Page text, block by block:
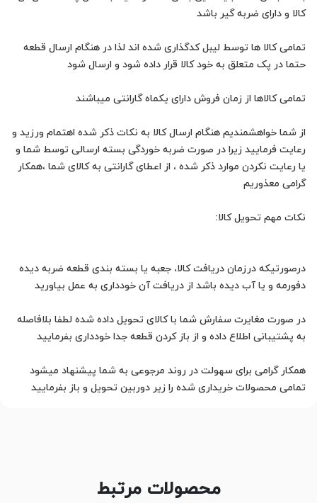
تمامی کالا ها توسط لیبل کدگذاری شده اند لذا در هنگام ارسال قطعه
از شما خواهشمندیم هنگام ارسال کالا به نکات ذکر شده اهتمام ورزید و
رعایت فرمایید زیرا در صورت ضربه خوردگی بسته ارسالی توسط شما و
یا رعایت نکردن موارد ذکر شده ، از اعطای گارانتی به کالای شما ،همکار
درصورتیکه درزمان دریافت کالا، جعبه یا بسته بندی قطعه ضربه دیده
در صورت مغایرت سفارش شما با کالای تحویل داده شده لطفا بلافاصله
همکار گرامی برای سهولت در روند مرجوعی به شما پیشنهاد میشود
تمامی محصولات خریداری شده را زیر دوربین تحویل و باز بفرمایید
محصولات مرتبط